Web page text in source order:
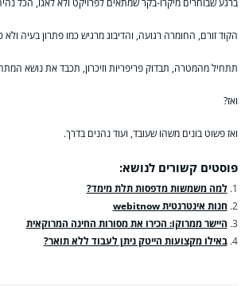
הקוד זורם, החומרה רגועה, והדיבוג מרגיש כמו פתרון בעיה
תתחיל מהמטרה, תבדוק פריפריות וזיכרון, תכבד את נושא
ואז?
ואז פשוט בונים משהו שעובד, ועוד נהנים בדרך.
פוסטים קשורים לנושא:
למה משמשות מדפסות תלת מימד?
חנות אינטרנטית webitnow
היישר ממרוקו: הכירו את מסורות החינה המרוקאית
באילו מקצועות הייטק ניתן לעבוד ללא תואר?